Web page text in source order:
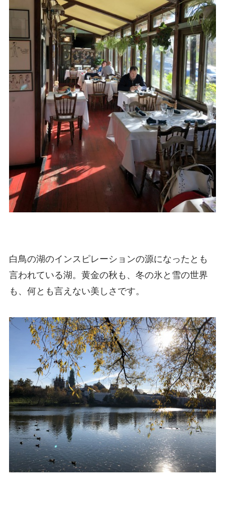
白鳥の湖のインスピレーションの源になったとも
言われている湖。黄金の秋も、冬の氷と雪の世界
も、何とも言えない美しさです。